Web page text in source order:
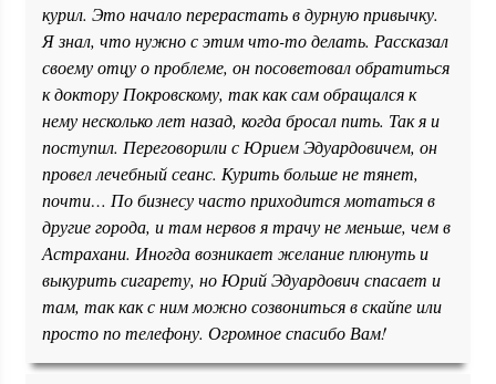
курил. Это начало перерастать в дурную привычку.
Я знал, что нужно с этим что-то делать. Рассказал
своему отцу о проблеме, он посоветовал обратиться
к доктору Покровскому, так как сам обращался к
нему несколько лет назад, когда бросал пить. Так я и
поступил. Переговорили с Юрием Эдуардовичем, он
провел лечебный сеанс. Курить больше не тянет,
почти… По бизнесу часто приходится мотаться в
другие города, и там нервов я трачу не меньше, чем в
Астрахани. Иногда возникает желание плюнуть и
выкурить сигарету, но Юрий Эдуардович спасает и
там, так как с ним можно созвониться в скайпе или
просто по телефону. Огромное спасибо Вам!